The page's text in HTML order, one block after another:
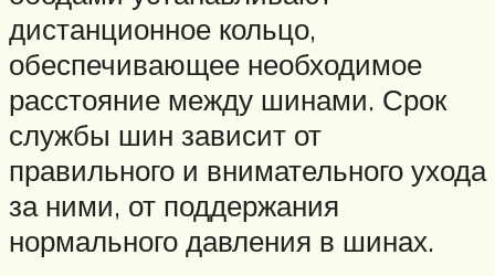
дистанционное кольцо,
обеспечивающее необходимое
расстояние между шинами. Срок
службы шин зависит от
правильного и внимательного ухода
за ними, от поддержания
нормального давления в шинах.